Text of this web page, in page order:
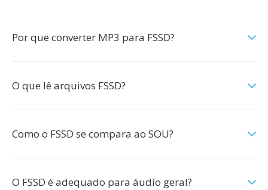
Por que converter MP3 para FSSD?
O que lê arquivos FSSD?
Como o FSSD se compara ao SOU?
O FSSD é adequado para áudio geral?